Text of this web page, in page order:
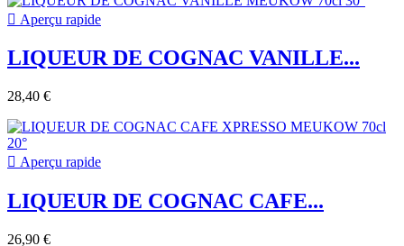
 Aperçu rapide
LIQUEUR DE COGNAC VANILLE...
28,40 €
 Aperçu rapide
LIQUEUR DE COGNAC CAFE...
26,90 €